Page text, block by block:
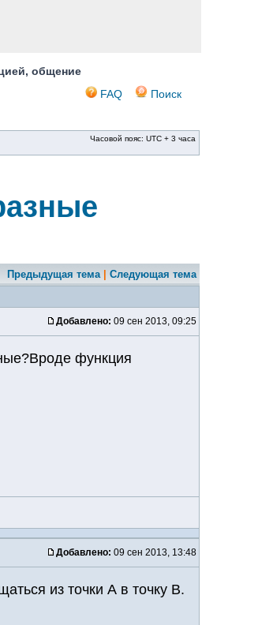
общение
FAQ Поиск
Часовой пояс: UTC + 3 часа
Предыдущая тема| Следующая тема
Добавлено: 09 сен 2013, 09:25
функция
Добавлено: 09 сен 2013, 13:48
из точки А в точку В.